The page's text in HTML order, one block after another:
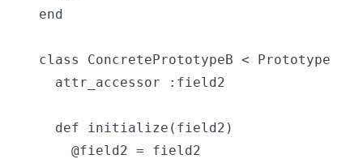
end
class ConcretePrototypeB < Prototype
  attr_accessor :field2
  def initialize(field2)
    @field2 = field2